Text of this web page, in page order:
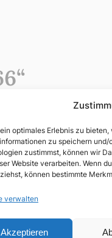
optimales Erlebnis zu
zu speichern
zustimmst, können wir
Website verarbeiten. Wenn
können bestimmte
verwalten
Akzeptieren